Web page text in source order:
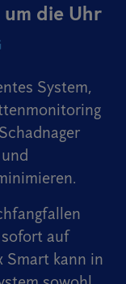
die Uhr
System,
auf
Smart kann in